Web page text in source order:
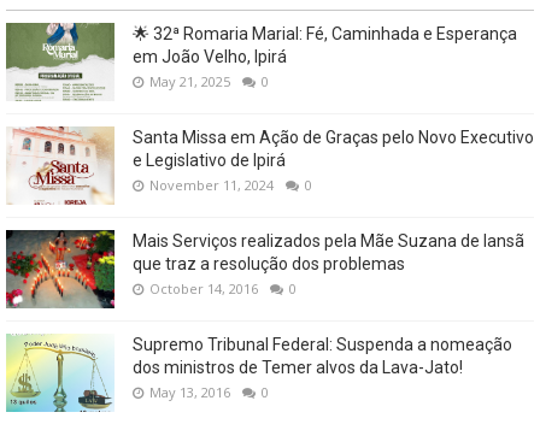
🌟 32ª Romaria Marial: Fé, Caminhada e Esperança
em João Velho, Ipirá
May 21, 2025 0
Santa Missa em Ação de Graças pelo Novo Executivo
e Legislativo de Ipirá
November 11, 2024 0
Mais Serviços realizados pela Mãe Suzana de Iansã
que traz a resolução dos problemas
October 14, 2016 0
Supremo Tribunal Federal: Suspenda a nomeação
dos ministros de Temer alvos da Lava-Jato!
May 13, 2016 0